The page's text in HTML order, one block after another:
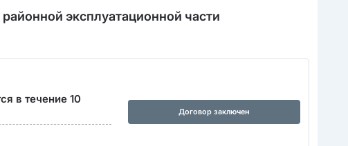
эксплуатационной части
в течение 10
Договор заключен